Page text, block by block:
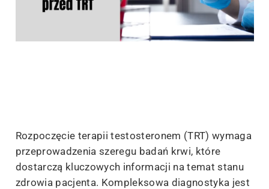
Rozpoczęcie terapii testosteronem (TRT) wymaga
przeprowadzenia szeregu badań krwi, które
dostarczą kluczowych informacji na temat stanu
zdrowia pacjenta. Kompleksowa diagnostyka jest